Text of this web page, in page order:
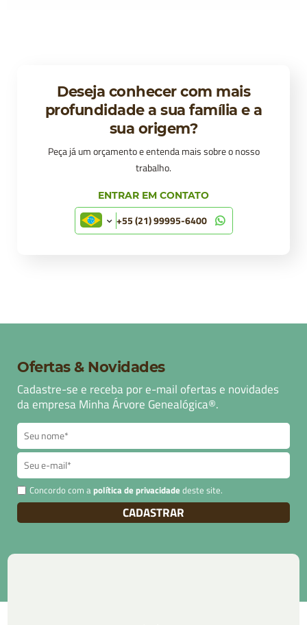
Deseja conhecer com mais
profundidade a sua família e a
sua origem?
Peça já um orçamento e entenda mais sobre o nosso
trabalho.
ENTRAR EM CONTATO
+55 (21) 99995-6400
Ofertas & Novidades
Cadastre-se e receba por e-mail ofertas e novidades
da empresa Minha Árvore Genealógica®.
Concordo com apolítica de privacidade deste site.